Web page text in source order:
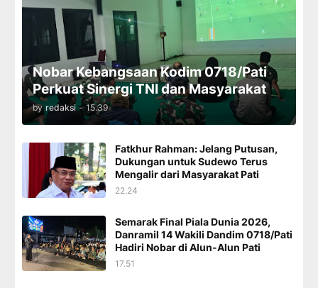
Nobar Kebangsaan Kodim 0718/Pati
Perkuat Sinergi TNI dan Masyarakat
by redaksi - 15.39
Fatkhur Rahman: Jelang Putusan,
Dukungan untuk Sudewo Terus
Mengalir dari Masyarakat Pati
22.24
Semarak Final Piala Dunia 2026,
Danramil 14 Wakili Dandim 0718/Pati
Hadiri Nobar di Alun-Alun Pati
17.51